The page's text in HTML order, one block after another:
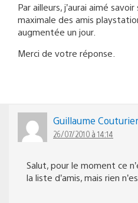
Par ailleurs, j’aurai aimé
maximale des amis
augmentée un jour.
Merci de votre réponse.
Guillaume Couturier
26/07/2010 à 14:14
Salut, pour le moment ce
la liste d’amis, mais rien